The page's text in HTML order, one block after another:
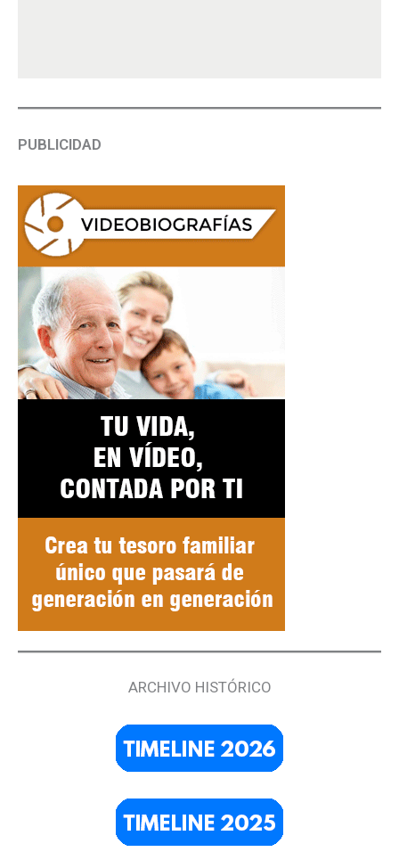
PUBLICIDAD
ARCHIVO HISTÓRICO